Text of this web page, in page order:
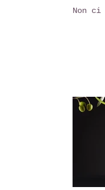
Non ci